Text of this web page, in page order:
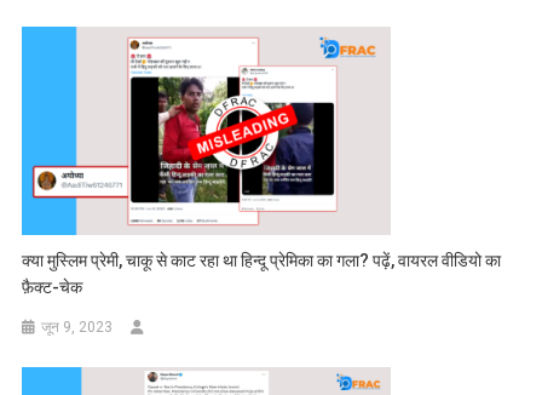
क्या मुस्लिम प्रेमी, चाकू से काट रहा था हिन्दू प्रेमिका का गला? पढ़ें, वायरल वीडियो का
फ़ैक्ट-चेक
जून 9, 2023